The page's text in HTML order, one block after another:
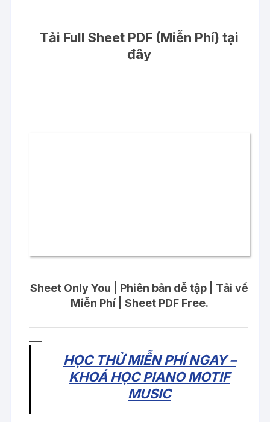
Tải Full Sheet PDF (Miễn Phí) tại
đây
Sheet Only You | Phiên bản dễ tập | Tải về
Miễn Phí | Sheet PDF Free.
HỌC THỬ MIỄN PHÍ NGAY –
KHOÁ HỌC PIANO MOTIF
MUSIC